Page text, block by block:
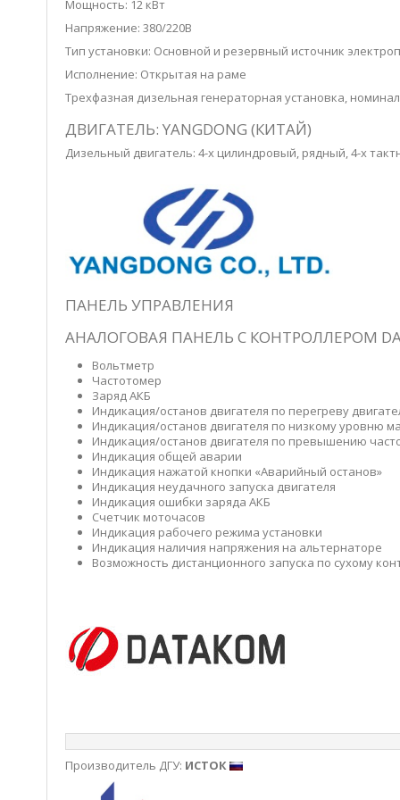
Мощность: 12 кВт
Напряжение: 380/220В
Тип установки: Основной и резервный источник
Исполнение: Открытая на раме
Трехфазная дизельная генераторная установка,
ДВИГАТЕЛЬ: YANGDONG (КИТАЙ)
Дизельный двигатель: 4-х цилиндровый, рядный, 4-х
ПАНЕЛЬ УПРАВЛЕНИЯ
АНАЛОГОВАЯ ПАНЕЛЬ С КОНТРОЛЛЕРОМ
Вольтметр
Частотомер
Заряд АКБ
Индикация/останов двигателя по перегреву
Индикация/останов двигателя по низкому уровню
Индикация/останов двигателя по превышению
Индикация общей аварии
Индикация нажатой кнопки «Аварийный останов»
Индикация неудачного запуска двигателя
Индикация ошибки заряда АКБ
Счетчик моточасов
Индикация рабочего режима установки
Индикация наличия напряжения на альтернаторе
Возможность дистанционного запуска по сухому
Производитель ДГУ: ИСТОК